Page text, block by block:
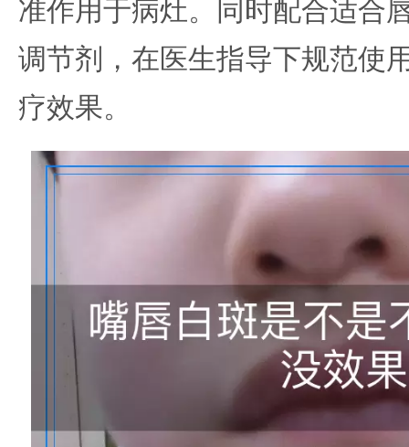
准作用于病灶。同时配合适合
调节剂，在医生指导下规范使
疗效果。